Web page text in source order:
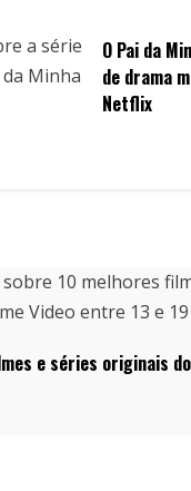
O Pai da
de drama
Netflix
e séries originais